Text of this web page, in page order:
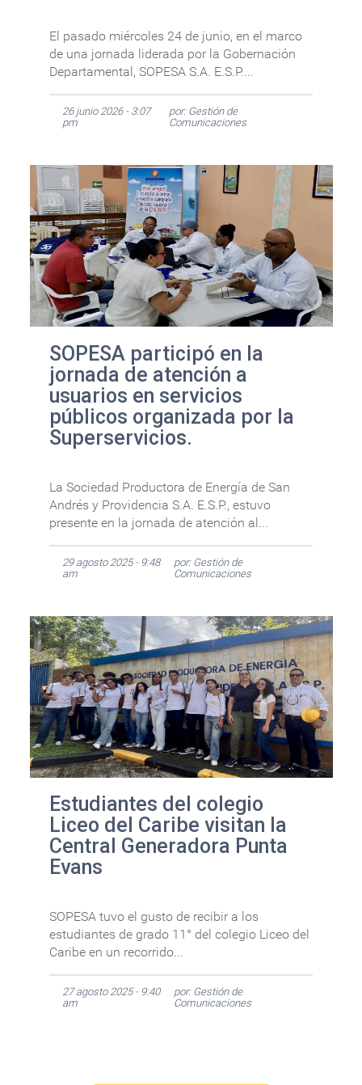
El pasado miércoles 24 de junio, en el marco
de una jornada liderada por la Gobernación
Departamental, SOPESA S.A. E.S.P....
26 junio 2026 - 3:07
pm
por: Gestión de
Comunicaciones
SOPESA participó en la
jornada de atención a
usuarios en servicios
públicos organizada por la
Superservicios.
La Sociedad Productora de Energía de San
Andrés y Providencia S.A. E.S.P., estuvo
presente en la jornada de atención al...
29 agosto 2025 - 9:48
am
por: Gestión de
Comunicaciones
Estudiantes del colegio
Liceo del Caribe visitan la
Central Generadora Punta
Evans
SOPESA tuvo el gusto de recibir a los
estudiantes de grado 11° del colegio Liceo del
Caribe en un recorrido...
27 agosto 2025 - 9:40
am
por: Gestión de
Comunicaciones